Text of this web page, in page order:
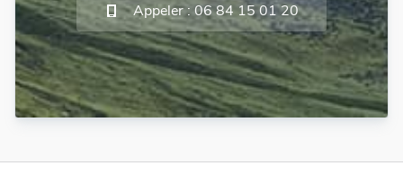
Appeler : 06 84 15 01 20